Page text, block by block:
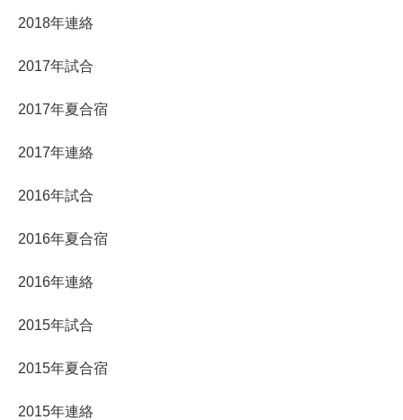
2018年連絡
2017年試合
2017年夏合宿
2017年連絡
2016年試合
2016年夏合宿
2016年連絡
2015年試合
2015年夏合宿
2015年連絡